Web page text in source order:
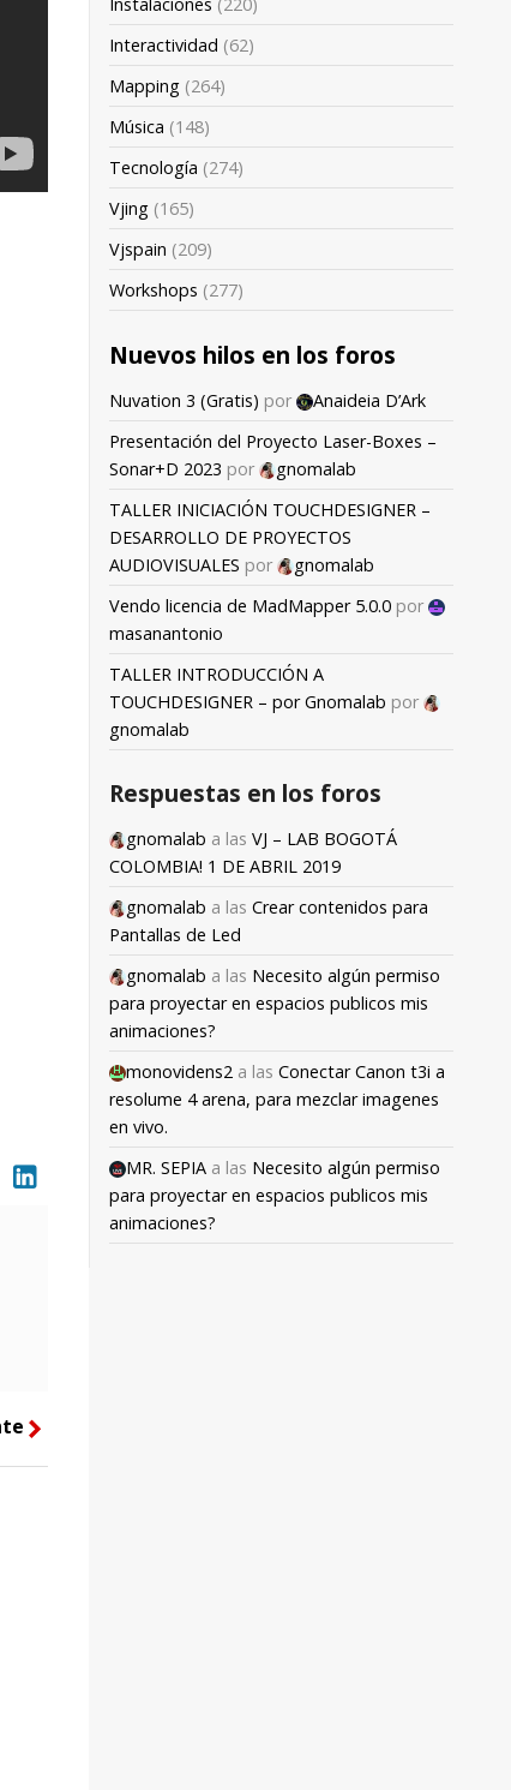
linkedin
right
Instalaciones (220)
Interactividad (62)
Mapping (264)
Música (148)
Tecnología (274)
Vjing (165)
Vjspain (209)
Workshops (277)
Nuevos hilos en los foros
Nuvation 3 (Gratis) por
Anaideia D’Ark
Presentación del Proyecto Laser-Boxes –
Sonar+D 2023 por
gnomalab
TALLER INICIACIÓN TOUCHDESIGNER –
DESARROLLO DE PROYECTOS
AUDIOVISUALES por
gnomalab
Vendo licencia de MadMapper 5.0.0 por
masanantonio
TALLER INTRODUCCIÓN A
TOUCHDESIGNER – por Gnomalab por
gnomalab
Respuestas en los foros
gnomalab a las VJ – LAB BOGOTÁ
COLOMBIA! 1 DE ABRIL 2019
gnomalab a las Crear contenidos para
Pantallas de Led
gnomalab a las Necesito algún permiso
para proyectar en espacios publicos mis
animaciones?
monovidens2 a las Conectar Canon t3i a
resolume 4 arena, para mezclar imagenes
en vivo.
MR. SEPIA a las Necesito algún permiso
para proyectar en espacios publicos mis
animaciones?